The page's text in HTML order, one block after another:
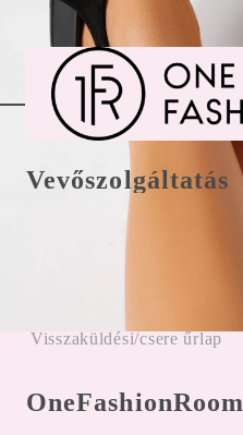
Vevőszolgáltatás
Visszaküldési/csere űrlap
OneFashionRoom